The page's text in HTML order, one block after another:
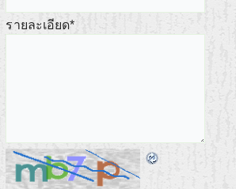
รายละเอียด*